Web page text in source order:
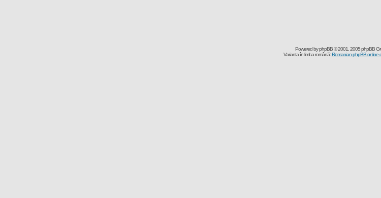
Powered byphpBB© 2001, 2005 phpBB
Varianta în limba română:Romanian phpBB online